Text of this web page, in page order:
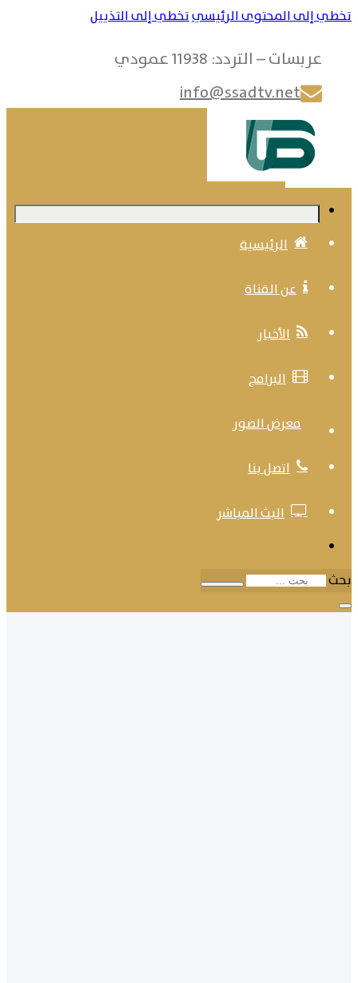
المحتوى الرئيسيتخطي إلى التذييل
– التردد: 11938 عمودي
info@ssadtv.net
الرئيسية
عن القناة
الأخبار
البرامج
معرض الصور
اتصل بنا
البث المباشر